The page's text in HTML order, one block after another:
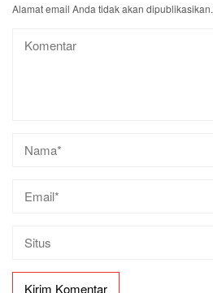
Alamat email Anda tidak akan dipublikasikan.